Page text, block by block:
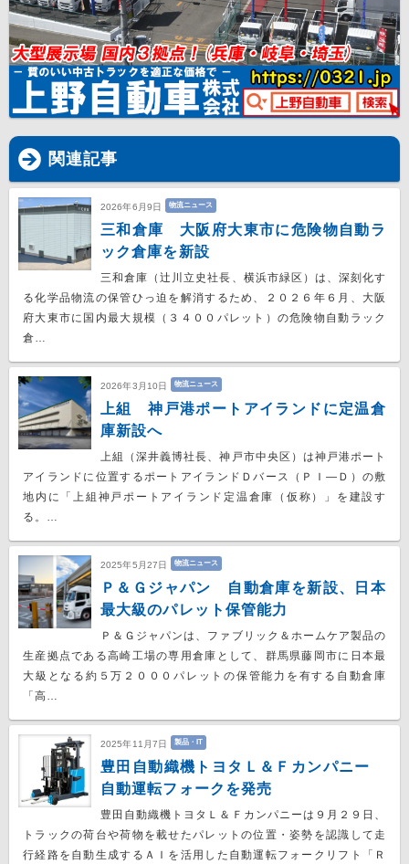
関連記事
2026年6月9日 物流ニュース
三和倉庫 大阪府大東市に危険物自動ラ
ック倉庫を新設
三和倉庫（辻川立史社長、横浜市緑区）は、深刻化す
る化学品物流の保管ひっ迫を解消するため、２０２６年６月、大阪
府大東市に国内最大規模（３４００パレット）の危険物自動ラック
倉…
2026年3月10日 物流ニュース
上組 神戸港ポートアイランドに定温倉
庫新設へ
上組（深井義博社長、神戸市中央区）は神戸港ポート
アイランドに位置するポートアイランドＤバース（ＰＩ―Ｄ）の敷
地内に「上組神戸ポートアイランド定温倉庫（仮称）」を建設す
る。…
2025年5月27日 物流ニュース
Ｐ＆Ｇジャパン 自動倉庫を新設、日本
最大級のパレット保管能力
Ｐ＆Ｇジャパンは、ファブリック＆ホームケア製品の
生産拠点である高崎工場の専用倉庫として、群馬県藤岡市に日本最
大級となる約５万２０００パレットの保管能力を有する自動倉庫
「高…
2025年11月7日 製品・IT
豊田自動織機トヨタＬ＆Ｆカンパニー
自動運転フォークを発売
豊田自動織機トヨタＬ＆Ｆカンパニーは９月２９日、
トラックの荷台や荷物を載せたパレットの位置・姿勢を認識して走
行経路を自動生成するＡＩを活用した自動運転フォークリフト「Ｒ